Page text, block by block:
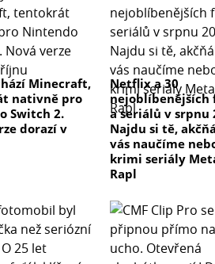
Minecraft,
nativně pro
Switch 2.
dorazí v
Netflix a 30
nejoblíbenějších
a seriálů v srpnu
Najdu si tě,
vás naučíme
krimi seriály
Rapl